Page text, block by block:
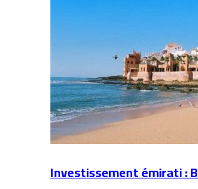
Investissement émirati :